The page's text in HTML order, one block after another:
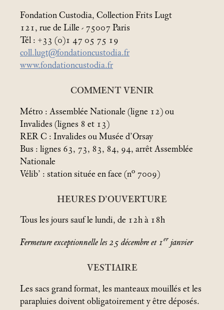
Fondation Custodia, Collection Frits Lugt
121, rue de Lille - 75007 Paris
Tél : +33 (0)1 47 05 75 19
coll.lugt@fondationcustodia.fr
www.fondationcustodia.fr
COMMENT VENIR
Métro : Assemblée Nationale (ligne 12) ou
Invalides (lignes 8 et 13)
RER C : Invalides ou Musée d’Orsay
Bus : lignes 63, 73, 83, 84, 94, arrêt Assemblée
Nationale
Vélib’ : station située en face (n° 7009)
HEURES D’OUVERTURE
Tous les jours sauf le lundi, de 12h à 18h
Fermeture exceptionnelle les 25 décembre et 1er janvier
VESTIAIRE
Les sacs grand format, les manteaux mouillés et les
parapluies doivent obligatoirement y être déposés.